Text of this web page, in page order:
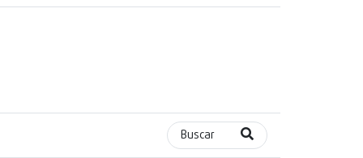
Buscar